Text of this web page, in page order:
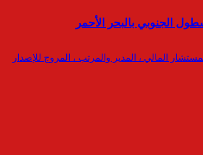
الجنوبي بالبحر الأحمر